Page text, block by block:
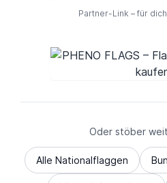
Partner-Link – für
Oder stöber
Alle Nationalflaggen